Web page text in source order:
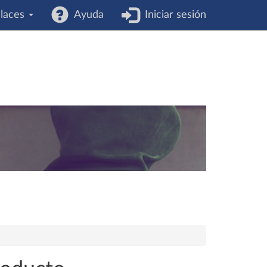
Ayuda Iniciar sesión